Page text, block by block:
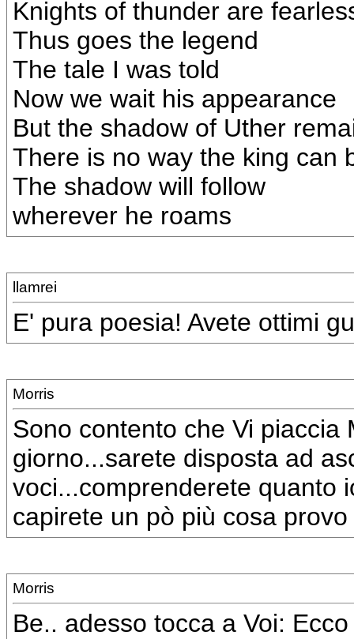
Knights of thunder are
Thus goes the legend
The tale I was told
Now we wait his appearance
But the shadow of Uther
There is no way the king can
The shadow will follow
wherever he roams
llamrei
E' pura poesia! Avete ottimi
Morris
Sono contento che Vi piaccia
giorno...sarete disposta ad
voci...comprenderete quanto
capirete un pò più cosa provo
Morris
Be.. adesso tocca a Voi: